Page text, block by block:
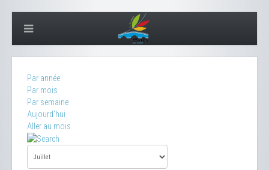
Par année
Par mois
Par semaine
Aujourd'hui
Aller au mois